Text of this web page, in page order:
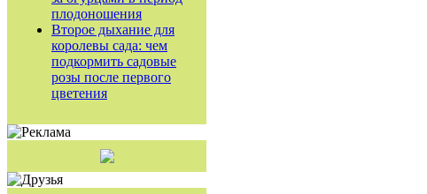
плодоношения
Второе дыхание для
королевы сада: чем
подкормить садовые
розы после первого
цветения